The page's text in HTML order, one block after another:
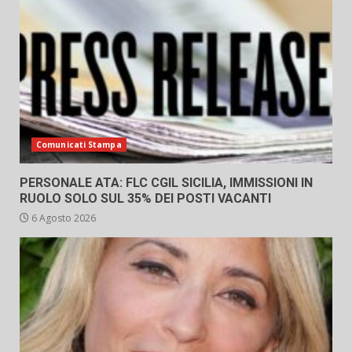
Comunicati Stampa
PERSONALE ATA: FLC CGIL SICILIA, IMMISSIONI IN
RUOLO SOLO SUL 35% DEI POSTI VACANTI
6 Agosto 2026